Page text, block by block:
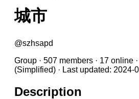
城市
@szhsapd
Group · 507 members · 17 online
(Simplified) · Last updated: 2024-
Description